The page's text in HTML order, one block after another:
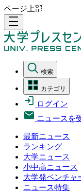
ページ上部
density_medium
検索
カテゴリ
ログイン
ニュースを
最新ニュース
ランキング
大学ニュース
小中高ニュース
大学発ベンチャ
ニュース特集